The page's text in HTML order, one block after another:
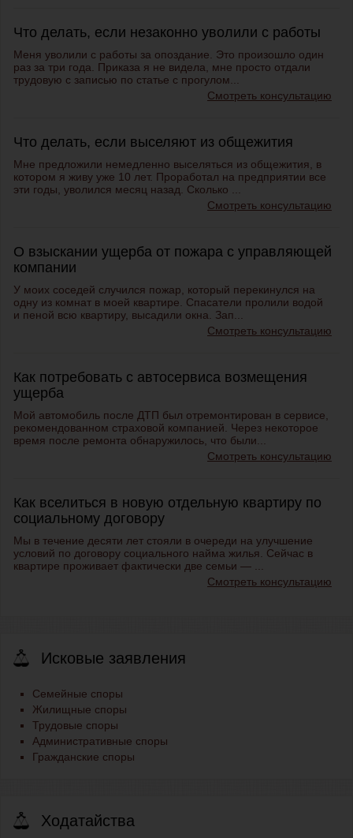
Что делать, если незаконно уволили с работы
Меня уволили с работы за опоздание. Это произошло один
раз за три года. Приказа я не видела, мне просто отдали
трудовую с записью по статье с прогулом...
Смотреть консультацию
Что делать, если выселяют из общежития
Мне предложили немедленно выселяться из общежития, в
котором я живу уже 10 лет. Проработал на предприятии все
эти годы, уволился месяц назад. Сколько ...
Смотреть консультацию
О взыскании ущерба от пожара с управляющей
компании
У моих соседей случился пожар, который перекинулся на
одну из комнат в моей квартире. Спасатели пролили водой
и пеной всю квартиру, высадили окна. Зап...
Смотреть консультацию
Как потребовать с автосервиса возмещения
ущерба
Мой автомобиль после ДТП был отремонтирован в сервисе,
рекомендованном страховой компанией. Через некоторое
время после ремонта обнаружилось, что были...
Смотреть консультацию
Как вселиться в новую отдельную квартиру по
социальному договору
Мы в течение десяти лет стояли в очереди на улучшение
условий по договору социального найма жилья. Сейчас в
квартире проживает фактически две семьи — ...
Смотреть консультацию
Исковые заявления
Семейные споры
Жилищные споры
Трудовые споры
Административные споры
Гражданские споры
Ходатайства